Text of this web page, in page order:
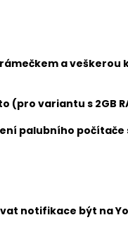
a veškerou
(pro variantu s 2GB
palubního počítače
notifikace být na